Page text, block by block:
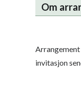
Om
invitasjon